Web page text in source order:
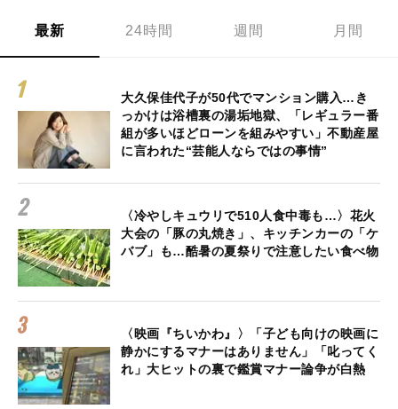
最新 24時間 週間 月間
大久保佳代子が50代でマンション購入…き
っかけは浴槽裏の湯垢地獄、「レギュラー番
組が多いほどローンを組みやすい」不動産屋
に言われた“芸能人ならではの事情”
〈冷やしキュウリで510人食中毒も…〉花火
大会の「豚の丸焼き」、キッチンカーの「ケ
バブ」も…酷暑の夏祭りで注意したい食べ物
〈映画『ちいかわ』〉「子ども向けの映画に
静かにするマナーはありません」「叱ってく
れ」大ヒットの裏で鑑賞マナー論争が白熱